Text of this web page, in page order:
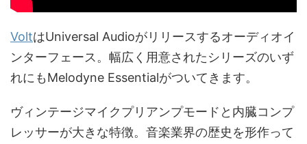
VoltはUniversal Audioがリリースするオーディオイ
ンターフェース。幅広く用意されたシリーズのいず
れにもMelodyne Essentialがついてきます。
ヴィンテージマイクプリアンプモードと内臓コンプ
レッサーが大きな特徴。音楽業界の歴史を形作って